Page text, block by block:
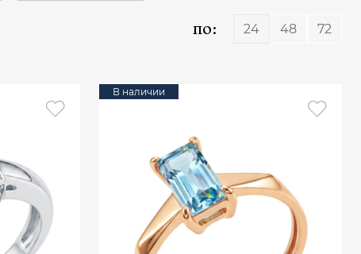
по: 24 48 72
В наличии